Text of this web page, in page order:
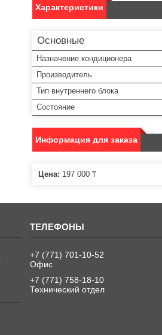
Характеристики
Основные
Назначение кондиционера
Производитель
Тип внутреннего блока
Состояние
Информация для заказа
Цена: 197 000 ₸
+7 (771) 701-10-52
Офис
+7 (771) 758-18-10
Технический отдел